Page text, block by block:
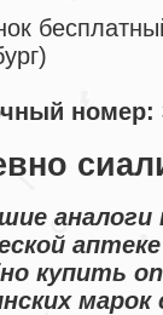
номер:
аналоги
купить
марок